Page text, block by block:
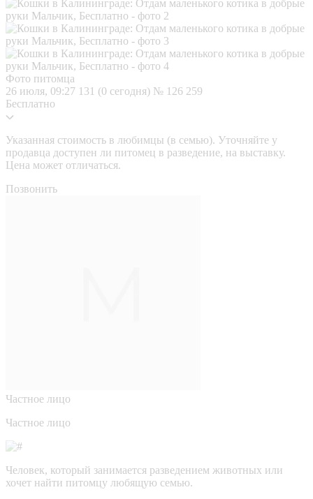
Фото питомца
26 июля, 09:27 131 (0 сегодня) № 126 259
Бесплатно
Указанная стоимость в любимцы (в семью). Уточняйте у
продавца доступен ли питомец в разведение, на выставку.
Цена может отличаться.
Позвонить
Частное лицо
Частное лицо
Человек, который занимается разведением животных или
хочет найти питомцу любящую семью.